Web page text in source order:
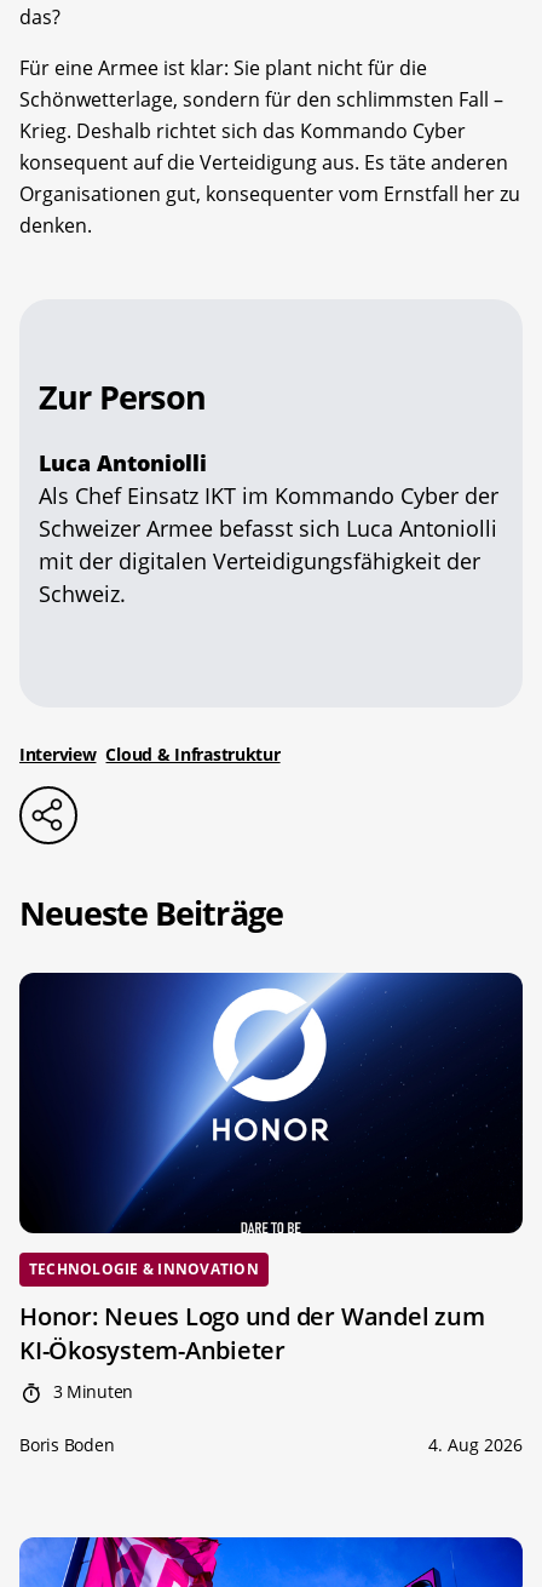
das?
Für eine Armee ist klar: Sie plant nicht für die
Schönwetterlage, sondern für den schlimmsten Fall –
Krieg. Deshalb richtet sich das Kommando Cyber
konsequent auf die Verteidigung aus. Es täte anderen
Organisationen gut, konsequenter vom Ernstfall her zu
denken.
Zur Person
Luca Antoniolli
Als Chef Einsatz IKT im Kommando Cyber der
Schweizer Armee befasst sich Luca Antoniolli
mit der digitalen Verteidigungsfähigkeit der
Schweiz.
Interview Cloud & Infrastruktur
Neueste Beiträge
TECHNOLOGIE & INNOVATION
Honor: Neues Logo und der Wandel zum
KI-Ökosystem-Anbieter
3 Minuten
Boris Boden 4. Aug 2026